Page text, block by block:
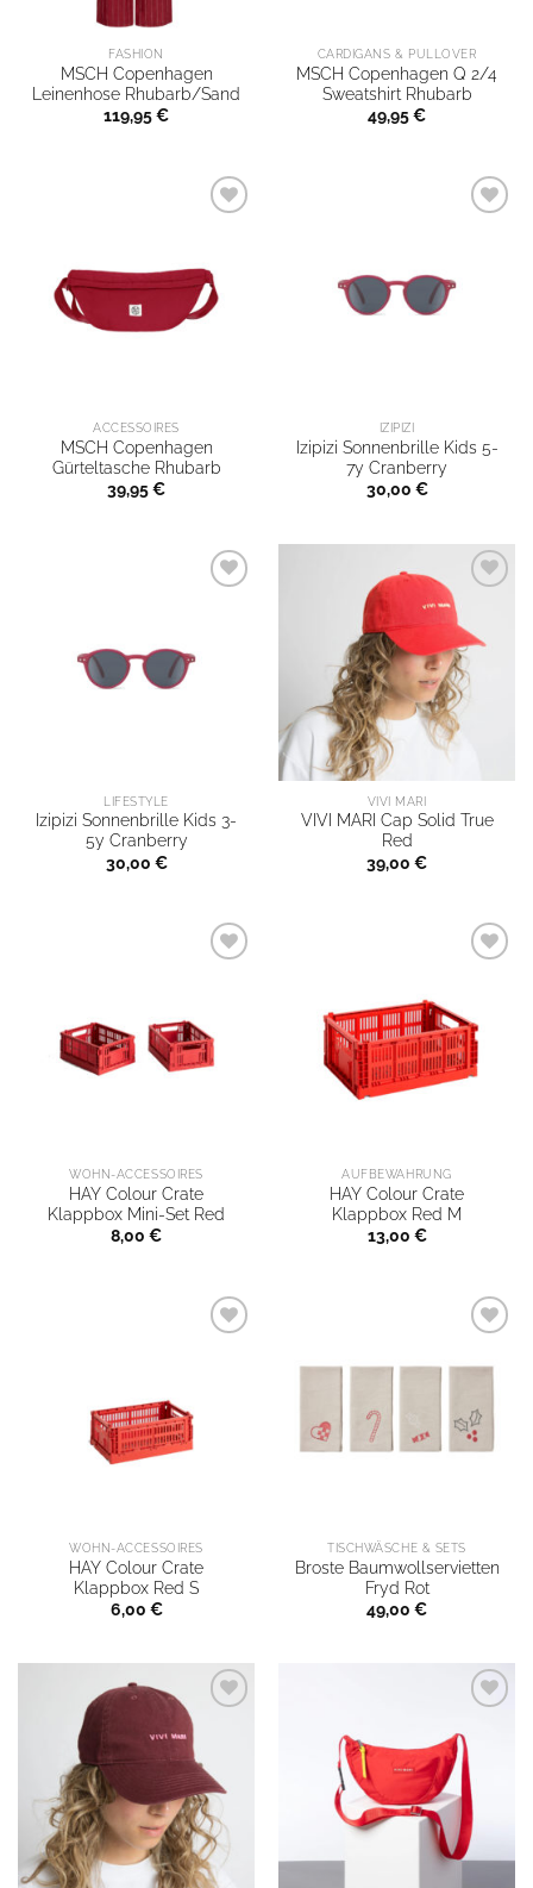
FASHION
MSCH Copenhagen
Leinenhose Rhubarb/Sand
119,95€
CARDIGANS & PULLOVER
MSCH Copenhagen Q 2/4
Sweatshirt Rhubarb
49,95€
ACCESSOIRES
MSCH Copenhagen
Gürteltasche Rhubarb
39,95€
IZIPIZI
Izipizi Sonnenbrille Kids 5-
7y Cranberry
30,00 €
LIFESTYLE
Izipizi Sonnenbrille Kids 3-
5y Cranberry
30,00 €
VIVI MARI
VIVI MARI Cap Solid True
Red
39,00 €
WOHN-ACCESSOIRES
HAY Colour Crate
Klappbox Mini-Set Red
8,00 €
AUFBEWAHRUNG
HAY Colour Crate
Klappbox Red M
13,00 €
WOHN-ACCESSOIRES
HAY Colour Crate
Klappbox Red S
6,00 €
TISCHWÄSCHE & SETS
Broste Baumwollservietten
Fryd Rot
49,00 €